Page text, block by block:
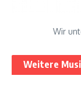
Wir
Weitere